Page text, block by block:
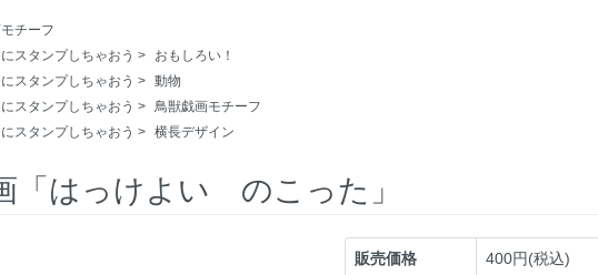
チーフ
スタンプしちゃおう >
おもしろい！
スタンプしちゃおう > 動物
スタンプしちゃおう > 鳥獣戯画モチーフ
スタンプしちゃおう > 横長デザイン
「はっけよい のこった」
販売価格 400円(税込)